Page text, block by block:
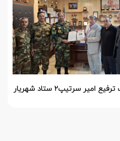
فرمانده تیپ ۳۶۴ شهید نصیرزاده نزاجا مستقر در مهاباد